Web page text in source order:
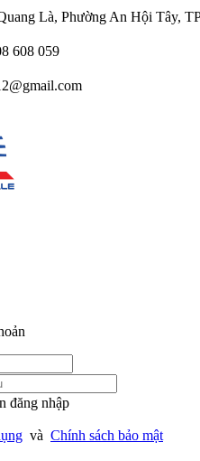
Là, Phường An Hội Tây,
608 059
đăng nhập
và Chính sách bảo mật